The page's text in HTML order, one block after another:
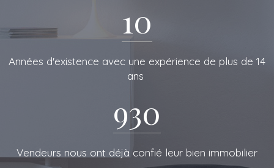
L'IMMOBILIERE
10
Années d'existence avec une expérience de plus de 14
ans
930
Vendeurs nous ont déjà confié leur bien immobilier